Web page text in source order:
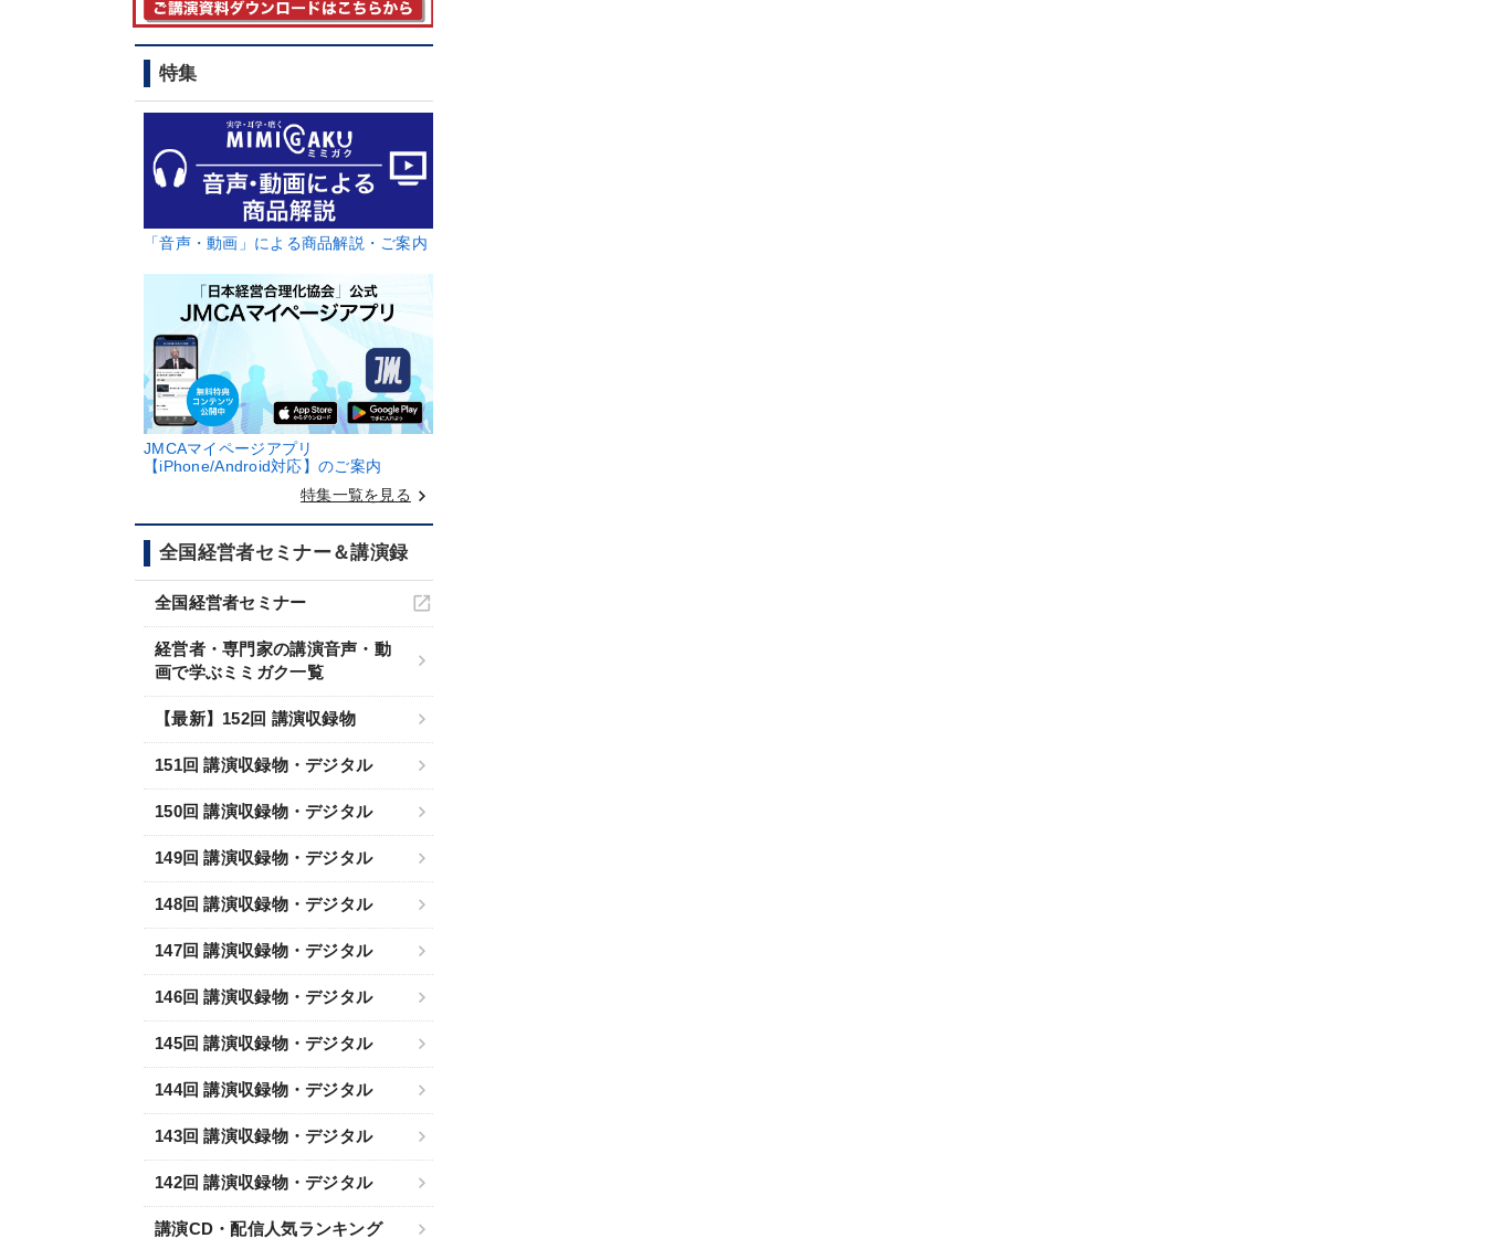
特集
「音声・動画」による商品解説・ご案内
JMCAマイページアプリ
【iPhone/Android対応】のご案内
特集一覧を見る keyboard_arrow_right
全国経営者セミナー＆講演録
全国経営者セミナー
経営者・専門家の講演音声・動
画で学ぶミミガク一覧
【最新】152回 講演収録物
151回 講演収録物・デジタル
150回 講演収録物・デジタル
149回 講演収録物・デジタル
148回 講演収録物・デジタル
147回 講演収録物・デジタル
146回 講演収録物・デジタル
145回 講演収録物・デジタル
144回 講演収録物・デジタル
143回 講演収録物・デジタル
142回 講演収録物・デジタル
講演CD・配信人気ランキング